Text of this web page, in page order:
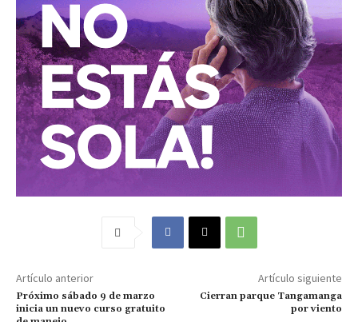
Artículo anterior
Próximo sábado‬ 9 de marzo
inicia un nuevo curso gratuito
Artículo siguiente
Cierran parque Tangamanga
por viento